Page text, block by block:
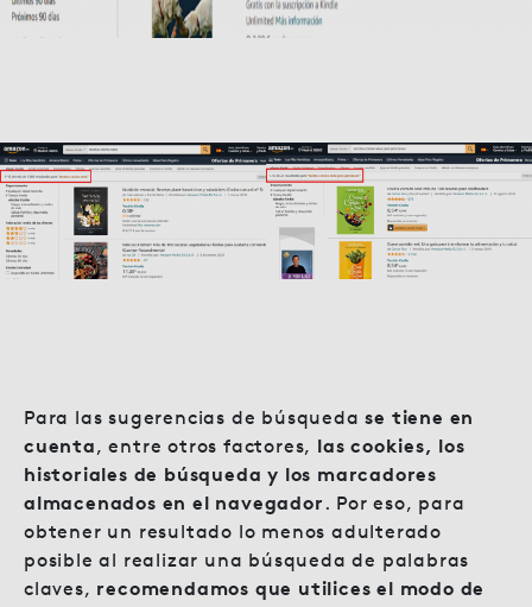
Para las sugerencias de búsquedase tiene en
cuenta, entre otros factores, las cookies, los
historiales de búsqueda y los marcadores
almacenados en el navegador . Por eso, para
obtener un resultado lo menos adulterado
posible al realizar una búsqueda de palabras
claves, recomendamos que utilices el modo de